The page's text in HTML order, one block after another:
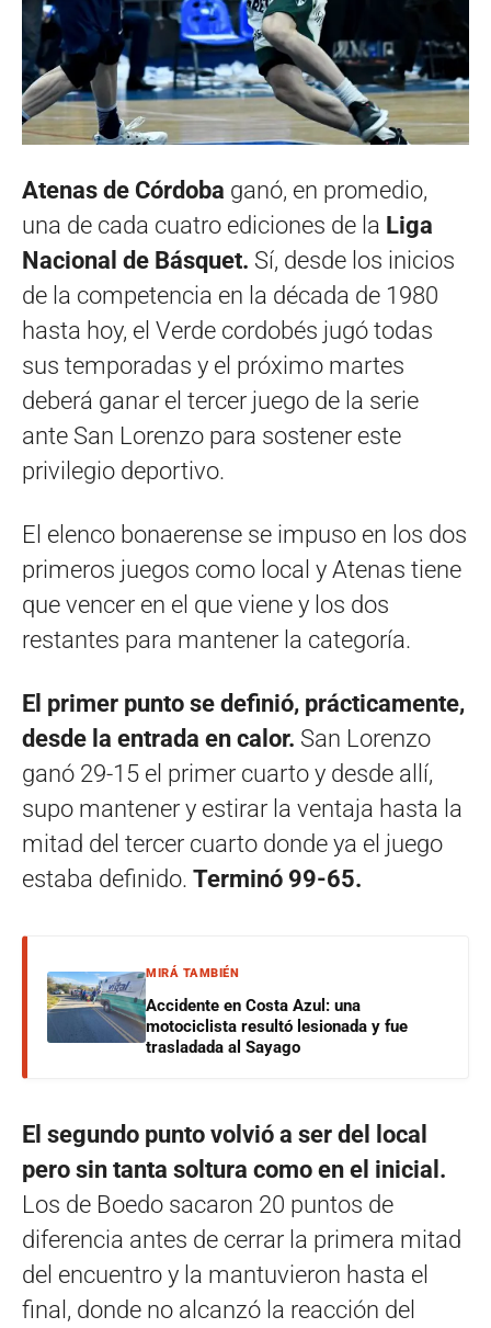
Atenas de Córdoba ganó, en promedio,
una de cada cuatro ediciones de la Liga
Nacional de Básquet. Sí, desde los inicios
de la competencia en la década de 1980
hasta hoy, el Verde cordobés jugó todas
sus temporadas y el próximo martes
deberá ganar el tercer juego de la serie
ante San Lorenzo para sostener este
privilegio deportivo.
El elenco bonaerense se impuso en los dos
primeros juegos como local y Atenas tiene
que vencer en el que viene y los dos
restantes para mantener la categoría.
El primer punto se definió, prácticamente,
desde la entrada en calor. San Lorenzo
ganó 29-15 el primer cuarto y desde allí,
supo mantener y estirar la ventaja hasta la
mitad del tercer cuarto donde ya el juego
estaba definido. Terminó 99-65.
MIRÁ TAMBIÉN
Accidente en Costa Azul: una
motociclista resultó lesionada y fue
trasladada al Sayago
El segundo punto volvió a ser del local
pero sin tanta soltura como en el inicial.
Los de Boedo sacaron 20 puntos de
diferencia antes de cerrar la primera mitad
del encuentro y la mantuvieron hasta el
final, donde no alcanzó la reacción del